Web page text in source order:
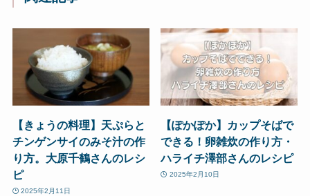
【きょうの料理】天ぷらと
チンゲンサイのみそ汁の作
り方。大原千鶴さんのレシ
ピ
2025年2月11日
【ぽかぽか】カップそばで
できる！卵雑炊の作り方・
ハライチ澤部さんのレシピ
2025年2月10日